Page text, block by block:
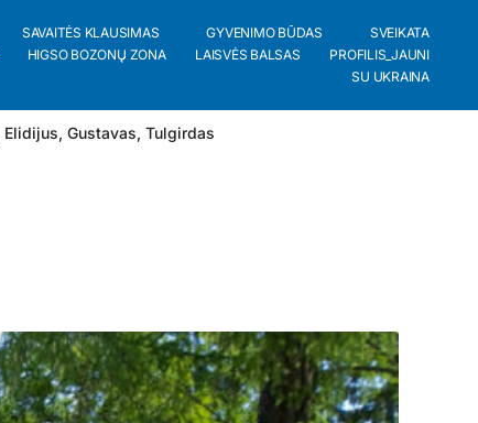
SAVAITĖS KLAUSIMAS GYVENIMO BŪDAS
SVEIKATA
HIGSO BOZONŲ ZONA LAISVĖS BALSAS
PROFILIS_JAUNI
SU UKRAINA
Elidijus, Gustavas, Tulgirdas